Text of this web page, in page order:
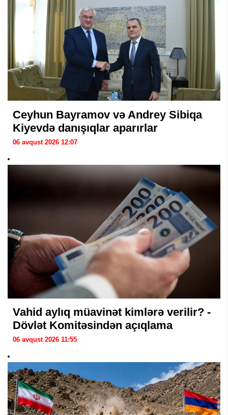
Ceyhun Bayramov və Andrey Sibiqa
Kiyevdə danışıqlar aparırlar
06 avqust 2026 12:07
Vahid aylıq müavinət kimlərə verilir? -
Dövlət Komitəsindən açıqlama
06 avqust 2026 11:55